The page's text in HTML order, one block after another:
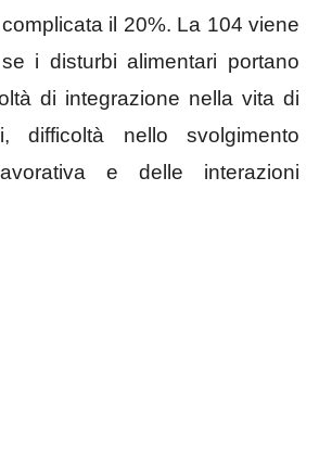
il 20%. La 104 viene
i disturbi alimentari portano
di integrazione nella vita di
difficoltà nello svolgimento
e delle interazioni